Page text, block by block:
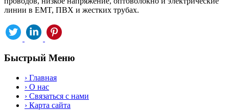
линии в EMT, ПВХ и жестких трубах.
Быстрый Меню
› Главная
› О нас
› Связаться с нами
› Карта сайта